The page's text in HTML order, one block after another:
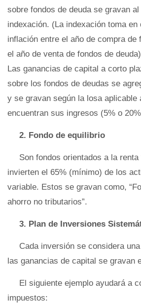
sobre fondos de deuda se gravan
indexación. (La indexación toma en
inflación entre el año de compra de
el año de venta de fondos de deuda)
Las ganancias de capital a corto
sobre los fondos de deudas se
y se gravan según la losa aplicable
encuentran sus ingresos (5% o
2. Fondo de equilibrio
Son fondos orientados a la
invierten el 65% (mínimo) de los
variable. Estos se gravan como,
ahorro no tributarios”.
3. Plan de Inversiones
Cada inversión se considera
las ganancias de capital se gravan
El siguiente ejemplo ayudará a
impuestos: